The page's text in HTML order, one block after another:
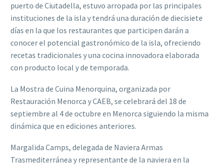
puerto de Ciutadella, estuvo arropada por las principales
instituciones de la isla y tendrá una duración de diecisiete
días en la que los restaurantes que participen darán a
conocer el potencial gastronómico de la isla, ofreciendo
recetas tradicionales y una cocina innovadora elaborada
con producto local y de temporada.
La Mostra de Cuina Menorquina, organizada por
Restauración Menorca y CAEB, se celebrará del 18 de
septiembre al 4 de octubre en Menorca siguiendo la misma
dinámica que en ediciones anteriores.
Margalida Camps, delegada de Naviera Armas
Trasmediterránea y representante de la naviera en la